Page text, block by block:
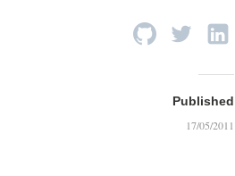
Published
17/05/2011